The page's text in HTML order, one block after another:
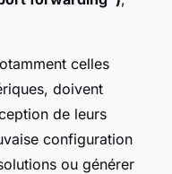
celles
doivent
de leurs
configuration
ou générer